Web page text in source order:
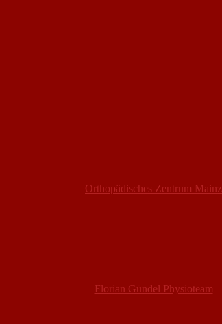
Orthopädisches Zentrum Mainz
Florian Gündel Physioteam